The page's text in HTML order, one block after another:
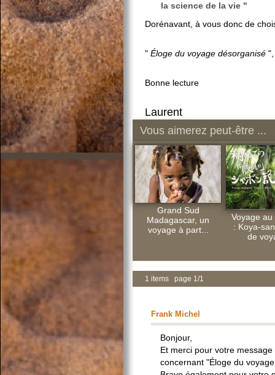
la science de la vie "
Dorénavant, à vous donc de
" Éloge du voyage désorganisé
Bonne lecture
Laurent
Vous aimerez peut-être ...
Grand Sud
Madagascar, un
voyage à part...
Voyage
: Koya-
de
1 items page 1/1
Frank Michel
Bonjour,
Et merci pour votre
concernant "Éloge du